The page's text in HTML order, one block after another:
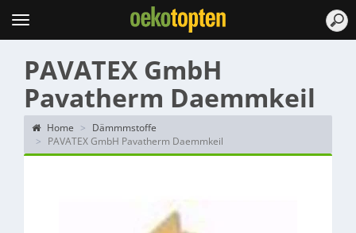
Topten
Menu
PAVATEX GmbH
Pavatherm Daemmkeil
Home
Dämmmstoffe
PAVATEX GmbH Pavatherm Daemmkeil